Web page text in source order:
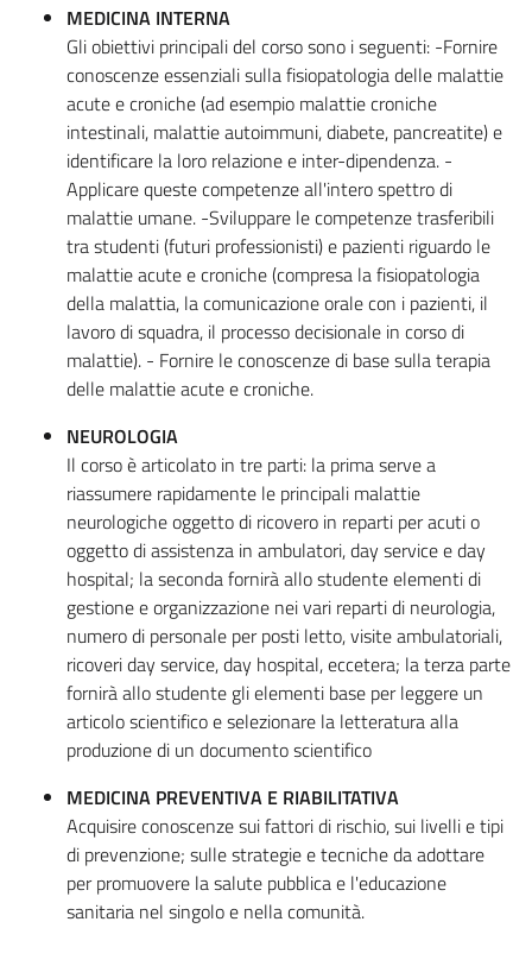
MEDICINA INTERNA
Gli obiettivi principali del corso sono i seguenti: -Fornire
conoscenze essenziali sulla fisiopatologia delle malattie
acute e croniche (ad esempio malattie croniche
intestinali, malattie autoimmuni, diabete, pancreatite) e
identificare la loro relazione e inter-dipendenza. -
Applicare queste competenze all'intero spettro di
malattie umane. -Sviluppare le competenze trasferibili
tra studenti (futuri professionisti) e pazienti riguardo le
malattie acute e croniche (compresa la fisiopatologia
della malattia, la comunicazione orale con i pazienti, il
lavoro di squadra, il processo decisionale in corso di
malattie). - Fornire le conoscenze di base sulla terapia
delle malattie acute e croniche.
NEUROLOGIA
Il corso è articolato in tre parti: la prima serve a
riassumere rapidamente le principali malattie
neurologiche oggetto di ricovero in reparti per acuti o
oggetto di assistenza in ambulatori, day service e day
hospital; la seconda fornirà allo studente elementi di
gestione e organizzazione nei vari reparti di neurologia,
numero di personale per posti letto, visite ambulatoriali,
ricoveri day service, day hospital, eccetera; la terza parte
fornirà allo studente gli elementi base per leggere un
articolo scientifico e selezionare la letteratura alla
produzione di un documento scientifico
MEDICINA PREVENTIVA E RIABILITATIVA
Acquisire conoscenze sui fattori di rischio, sui livelli e tipi
di prevenzione; sulle strategie e tecniche da adottare
per promuovere la salute pubblica e l'educazione
sanitaria nel singolo e nella comunità.